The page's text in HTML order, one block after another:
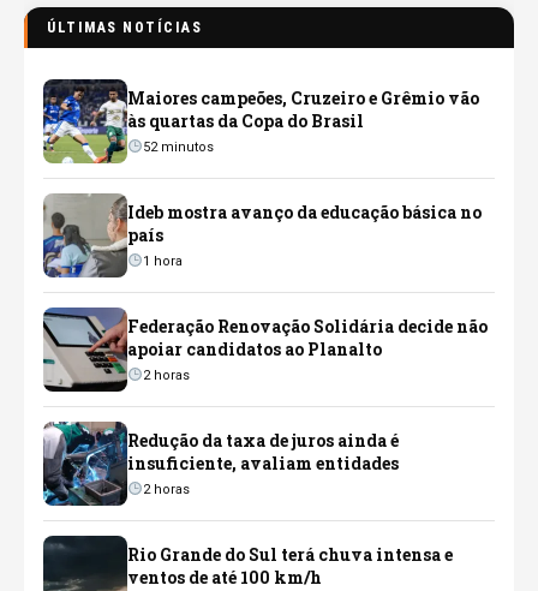
ÚLTIMAS NOTÍCIAS
Maiores campeões, Cruzeiro e Grêmio vão
às quartas da Copa do Brasil
52 minutos
Ideb mostra avanço da educação básica no
país
1 hora
Federação Renovação Solidária decide não
apoiar candidatos ao Planalto
2 horas
Redução da taxa de juros ainda é
insuficiente, avaliam entidades
2 horas
Rio Grande do Sul terá chuva intensa e
ventos de até 100 km/h